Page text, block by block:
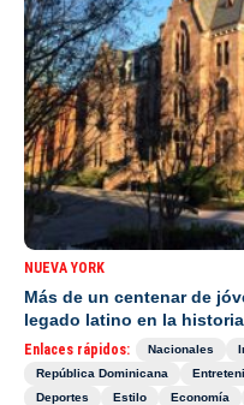
NUEVA YORK
Más de un centenar de
legado latino en la
Enlaces rápidos: Nacionales
República Dominicana
Deportes
Estilo Economía